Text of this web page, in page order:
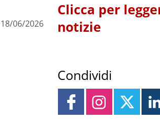
18/06/2026
Clicca per
notizie
Condividi